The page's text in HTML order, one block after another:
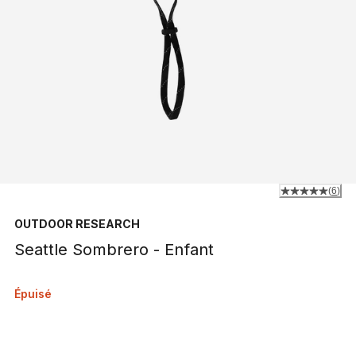
OUTDOOR RESEARCH
Seattle Sombrero - Enfant
(6)
Épuisé